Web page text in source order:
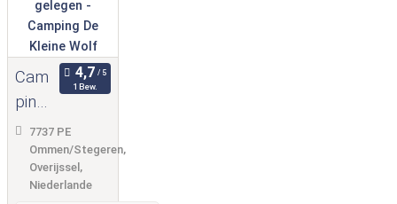
Cam
ping
De
Klein
1 Bew.
7737 PE
Ommen/Stegeren,
Overijssel,
Niederlande